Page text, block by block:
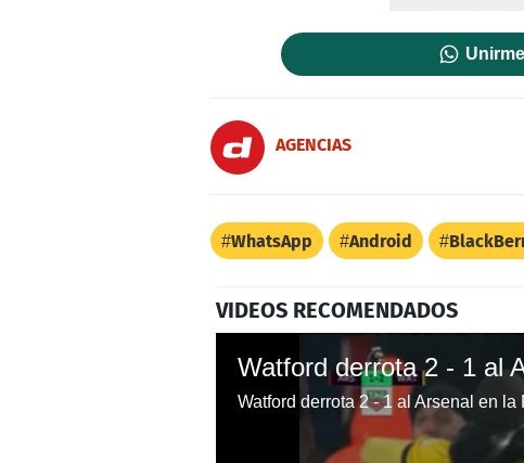
AGENCIAS
WhatsApp Android
VIDEOS RECOMENDADOS
Watford derrota 2 - 1 al
Watford derrota 2 - 1 al Arsenal en la